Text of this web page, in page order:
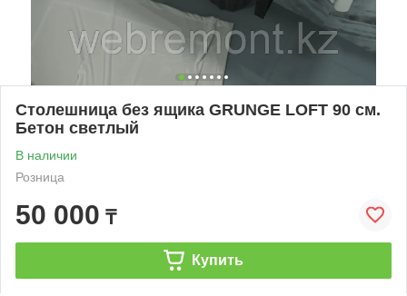
Столешница без ящика GRUNGE LOFT 90 см.
Бетон светлый
В наличии
Розница
50 000 ₸
Купить